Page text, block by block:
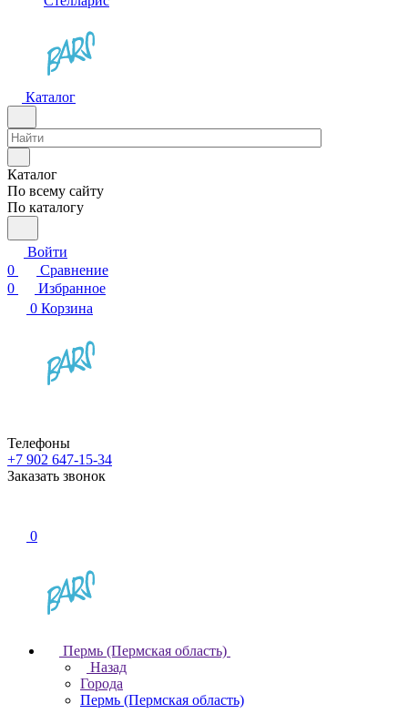
Каталог
Каталог
По всему сайту
По каталогу
Войти
0
Сравнение
0
Избранное
0 Корзина
Телефоны
+7 902 647-15-34
Заказать звонок
0
Пермь (Пермская область)
Назад
Города
Пермь (Пермская область)